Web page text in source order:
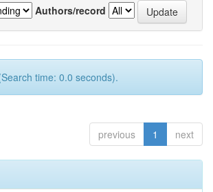
Authors/record
time: 0.0 seconds).
previous 1 next